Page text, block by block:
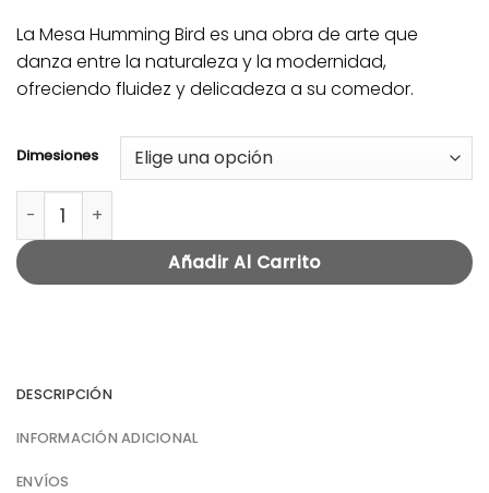
La Mesa Humming Bird es una obra de arte que
danza entre la naturaleza y la modernidad,
ofreciendo fluidez y delicadeza a su comedor.
Dimesiones
Añadir Al Carrito
DESCRIPCIÓN
INFORMACIÓN ADICIONAL
ENVÍOS